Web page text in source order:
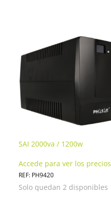
SAI 2000va / 1200w
Accede para ver los precios
REF: PH9420
Solo quedan 2 disponibles